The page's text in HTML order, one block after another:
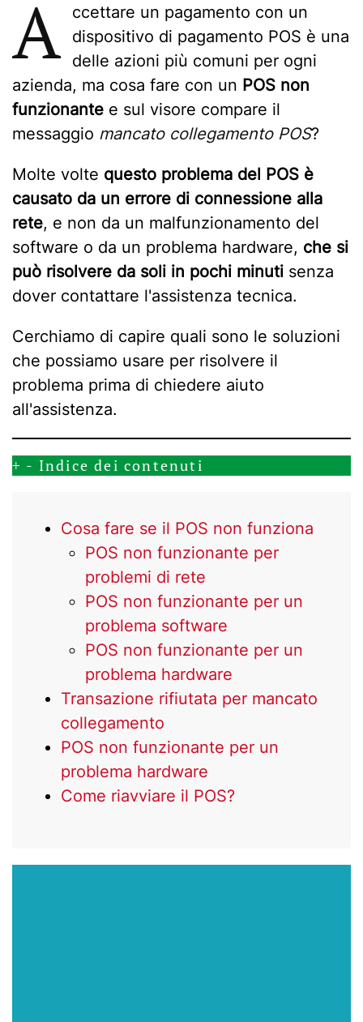
A ccettare un pagamento con un
dispositivo di pagamento POS è una
delle azioni più comuni per ogni
azienda, ma cosa fare con un POS non
funzionante e sul visore compare il
messaggio mancato collegamento POS?
Molte volte questo problema del POS è
causato da un errore di connessione alla
rete, e non da un malfunzionamento del
software o da un problema hardware, che si
può risolvere da soli in pochi minuti senza
dover contattare l'assistenza tecnica.
Cerchiamo di capire quali sono le soluzioni
che possiamo usare per risolvere il
problema prima di chiedere aiuto
all'assistenza.
+ - Indice dei contenuti
Cosa fare se il POS non funziona
POS non funzionante per
problemi di rete
POS non funzionante per un
problema software
POS non funzionante per un
problema hardware
Transazione rifiutata per mancato
collegamento
POS non funzionante per un
problema hardware
Come riavviare il POS?